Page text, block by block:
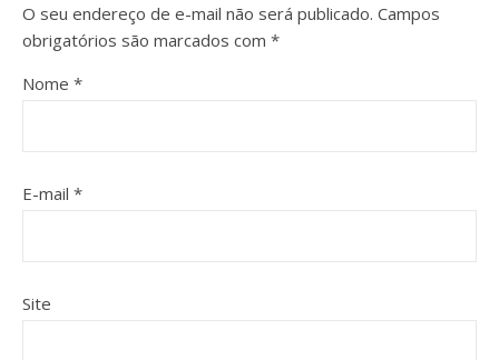
O seu endereço de e-mail não será publicado. Campos
obrigatórios são marcados com *
Nome *
E-mail *
Site